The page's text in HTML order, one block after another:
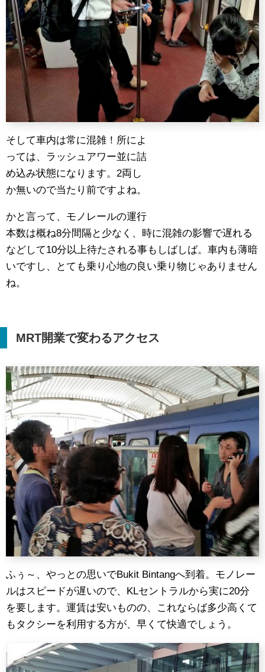
そして車内は常に混雑！所によ
っては、ラッシュアワー並に詰
め込み状態になります。2両し
か無いので当たり前ですよね。
かと言って、モノレールの運行
本数は概ね8分間隔と少なく、時に混雑の影響で遅れる
などして10分以上待たされる事もしばしば。車内も薄暗
いですし、とても乗り心地の良い乗り物じゃありません
ね。
MRT開業で変わるアクセス
ふぅ～、やっとの思いでBukit Bintangへ到着。モノレー
ルはスピードが遅いので、KLセントラルから実に20分
を要します。運賃は安いものの、これならば多少高くて
もタクシーを利用する方が、早くて快適でしょう。